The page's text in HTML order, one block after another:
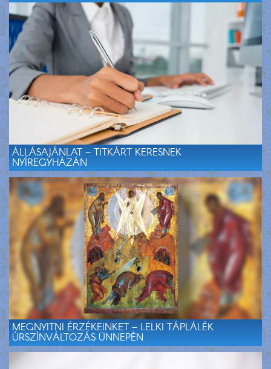
ÁLLÁSAJÁNLAT – TITKÁRT KERESNEK
NYÍREGYHÁZÁN
MEGNYITNI ÉRZÉKEINKET – LELKI TÁPLÁLÉK
ÚRSZÍNVÁLTOZÁS ÜNNEPÉN